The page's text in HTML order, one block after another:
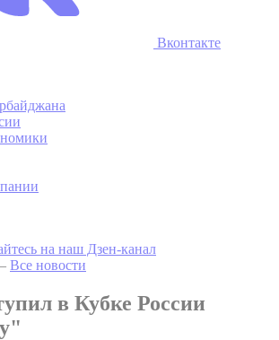
Вконтакте
на наш Дзен-канал
Все новости
в Кубке России